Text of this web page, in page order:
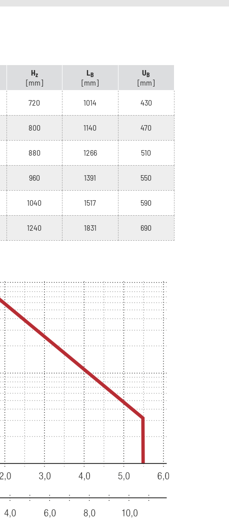
Hz
[mm]
LB
[mm]
UB
[mm]
720 1014 430
800 1140 470
880 1266 510
960 1391 550
1040 1517 590
1240 1831 690